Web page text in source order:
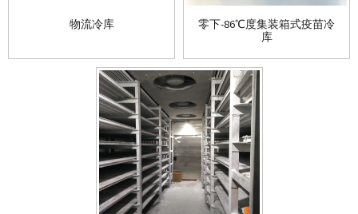
物流冷库
零下-86℃度集装箱式疫苗冷
库